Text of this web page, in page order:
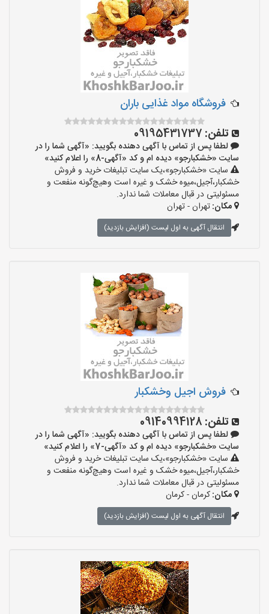
فروشگاه مواد غذایی باران
تلفن: 09195431737
لطفا پس از تماس با آگهی دهنده بگویید: «آگهی شما را در
سایت «خشکبارجو» دیده ام و کد «آگهی-8» را اعلام کنید»
سایت «خشکبارجو»،یک سایت تبلیغات خرید و فروش
خشکبار،آجیل،میوه خشک و غیره است وهیچ‌گونه منفعت و
مسئولیتی در قبال معاملات شما ندارد.
مکان:تهران - تهران
انتقال آگهی به اول لیست (افزایش بازدید)
فروش اجیل وخشکبار
تلفن: 09140994128
لطفا پس از تماس با آگهی دهنده بگویید: «آگهی شما را در
سایت «خشکبارجو» دیده ام و کد «آگهی-7» را اعلام کنید»
سایت «خشکبارجو»،یک سایت تبلیغات خرید و فروش
خشکبار،آجیل،میوه خشک و غیره است وهیچ‌گونه منفعت و
مسئولیتی در قبال معاملات شما ندارد.
مکان:کرمان - کرمان
انتقال آگهی به اول لیست (افزایش بازدید)